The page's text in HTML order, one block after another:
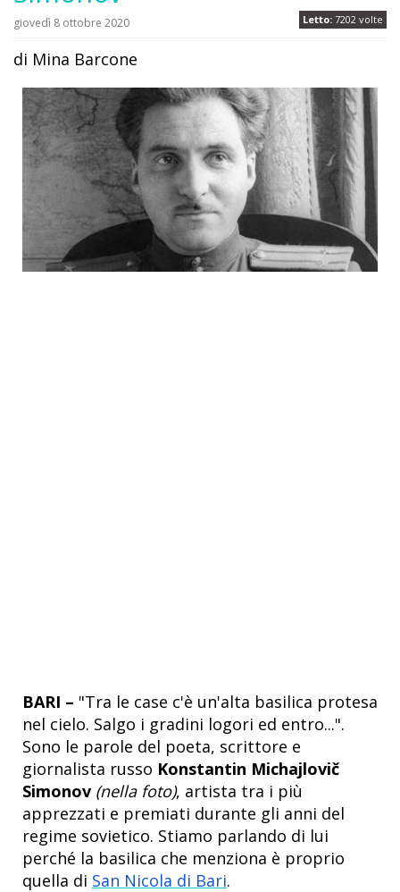
Letto: 7202 volte
giovedì 8 ottobre 2020
di Mina Barcone
BARI – "Tra le case c'è un'alta basilica protesa
nel cielo. Salgo i gradini logori ed entro...".
Sono le parole del poeta, scrittore e
giornalista russo Konstantin Michajlovič
Simonov (nella foto), artista tra i più
apprezzati e premiati durante gli anni del
regime sovietico. Stiamo parlando di lui
perché la basilica che menziona è proprio
quella di San Nicola di Bari.